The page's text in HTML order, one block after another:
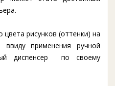
цвета рисунков (оттенки) на
применения ручной
диспенсер по своему